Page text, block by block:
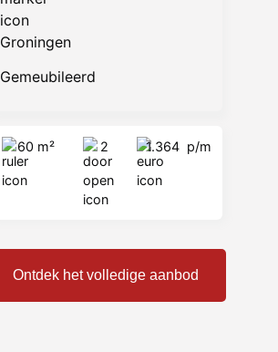
Groningen
Gemeubileerd
60 m² 2 1.364 p/m
Ontdek het volledige aanbod